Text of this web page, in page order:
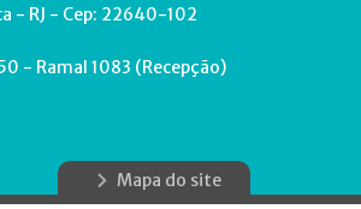
- RJ - Cep: 22640-102
- Ramal 1083 (Recepção)
Mapa do site